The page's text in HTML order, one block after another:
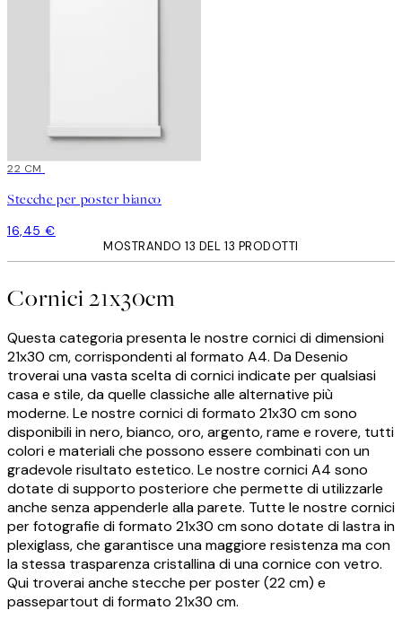
22 CM
Stecche per poster bianco
16,45 €
MOSTRANDO 13 DEL 13 PRODOTTI
Cornici 21x30cm
Questa categoria presenta le nostre cornici di dimensioni
21x30 cm, corrispondenti al formato A4. Da Desenio
troverai una vasta scelta di cornici indicate per qualsiasi
casa e stile, da quelle classiche alle alternative più
moderne. Le nostre cornici di formato 21x30 cm sono
disponibili in nero, bianco, oro, argento, rame e rovere, tutti
colori e materiali che possono essere combinati con un
gradevole risultato estetico. Le nostre cornici A4 sono
dotate di supporto posteriore che permette di utilizzarle
anche senza appenderle alla parete. Tutte le nostre cornici
per fotografie di formato 21x30 cm sono dotate di lastra in
plexiglass, che garantisce una maggiore resistenza ma con
la stessa trasparenza cristallina di una cornice con vetro.
Qui troverai anche stecche per poster (22 cm) e
passepartout di formato 21x30 cm.